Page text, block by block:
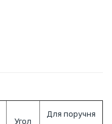
Угол
Для поручня